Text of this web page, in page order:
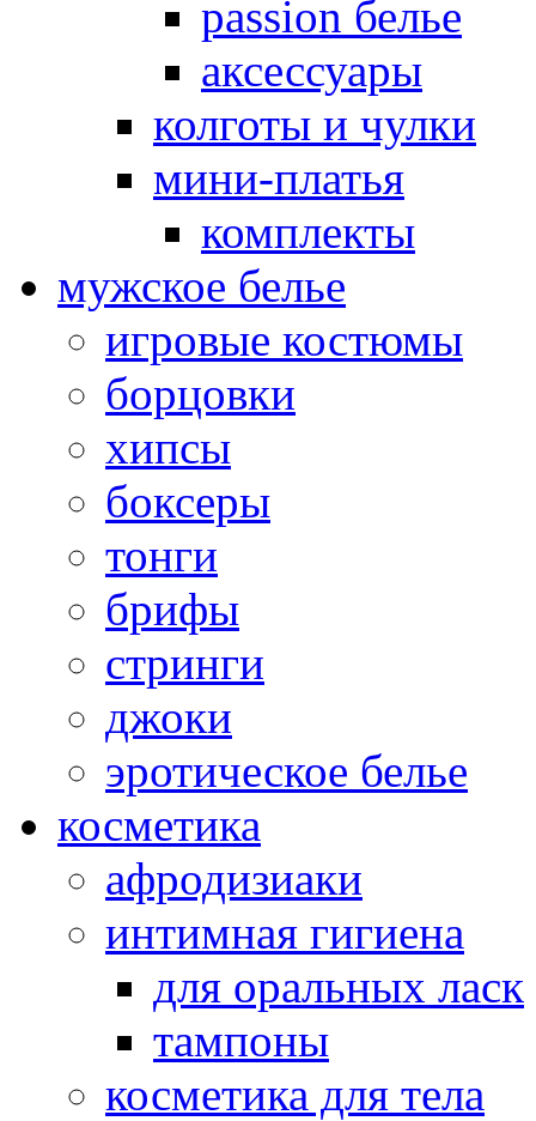
passion белье
аксессуары
колготы и чулки
мини-платья
комплекты
мужское белье
игровые костюмы
борцовки
хипсы
боксеры
тонги
брифы
стринги
джоки
эротическое белье
косметика
афродизиаки
интимная гигиена
для оральных ласк
тампоны
косметика для тела